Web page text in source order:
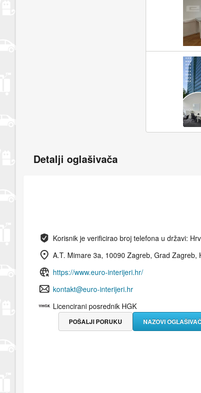
Detalji oglašivača
Korisnik je verificirao broj telefona u državi:
A.T. Mimare 3a, 10090 Zagreb, Grad Zagreb,
https://www.euro-interijeri.hr/
kontakt@euro-interijeri.hr
Licencirani posrednik HGK
NAZOVI
POŠALJI PORUKU